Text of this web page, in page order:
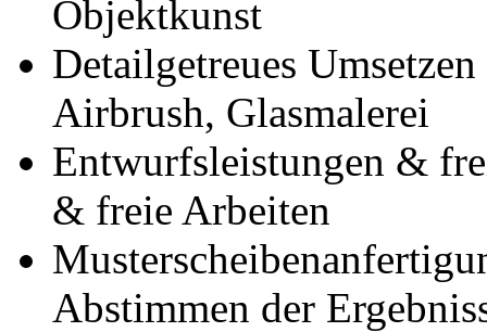
Objektkunst
Detailgetreues
Airbrush, Glasmalerei
Entwurfsleistungen &
& freie Arbeiten
Abstimmen der